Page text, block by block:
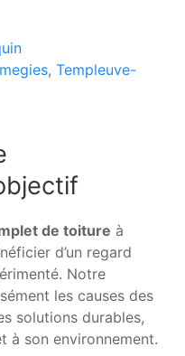
, Templeuve-
de toiture à
d’un regard
Notre
les causes des
solutions durables,
à son environnement.